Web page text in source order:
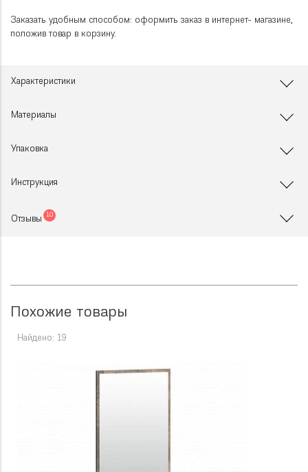
Заказать удобным способом: оформить заказ в интернет- магазине,
положив товар в корзину.
Характеристики
Материалы
Упаковка
Инструкция
Отзывы 10
Похожие товары
Найдено: 19